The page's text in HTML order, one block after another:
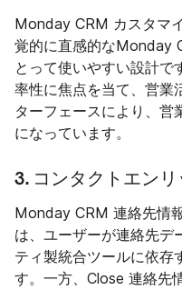
Monday CRM カスタマ
覚的に直感的なMonday
とって使いやすい設計で
率性に焦点を当て、営業
ターフェースにより、営
になっています。
3. コンタクトエンリ
Monday CRM 連絡先情
は、ユーザーが連絡先デ
ティ製統合ツールに依存
す。一方、Close 連絡先